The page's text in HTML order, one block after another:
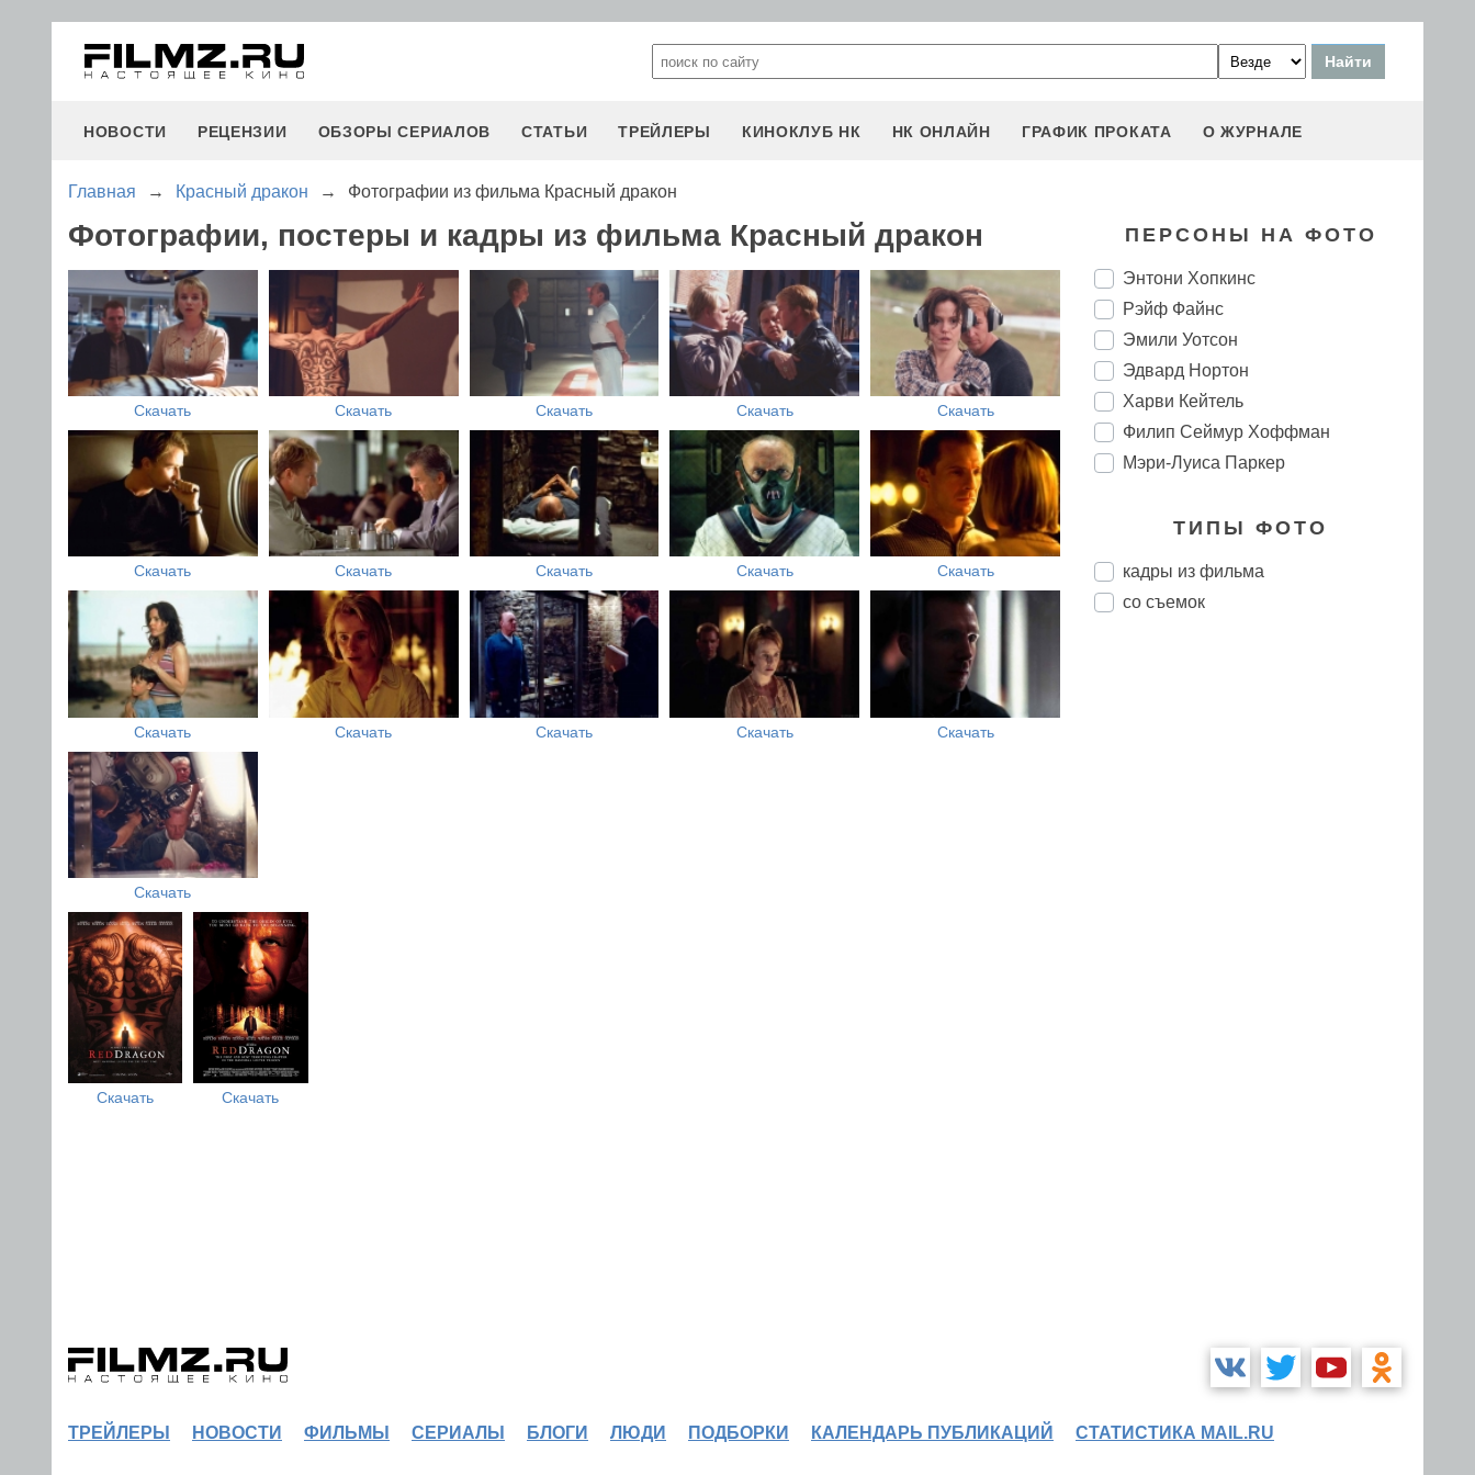
НОВОСТИ РЕЦЕНЗИИ ОБЗОРЫ СЕРИАЛОВ СТАТЬИ ТРЕЙЛЕРЫ КИНОКЛУБ НК НК ОНЛАЙН ГРАФИК ПРОКАТА О ЖУРНАЛЕ
Главная → Красный дракон → Фотографии из фильма Красный дракон
Фотографии, постеры и кадры из фильма Красный дракон
Скачать Скачать Скачать Скачать Скачать
Скачать Скачать Скачать Скачать Скачать
Скачать Скачать Скачать Скачать Скачать
Скачать
Скачать Скачать
ПЕРСОНЫ НА ФОТО
Энтони Хопкинс
Рэйф Файнс
Эмили Уотсон
Эдвард Нортон
Харви Кейтель
Филип Сеймур Хоффман
Мэри-Луиса Паркер
ТИПЫ ФОТО
кадры из фильма
со съемок
ТРЕЙЛЕРЫ НОВОСТИ ФИЛЬМЫ СЕРИАЛЫ БЛОГИ ЛЮДИ ПОДБОРКИ КАЛЕНДАРЬ ПУБЛИКАЦИЙ СТАТИСТИКА MAIL.RU